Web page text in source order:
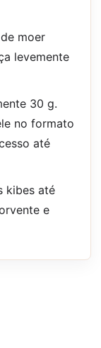
moer
levemente
30 g.
no formato
até
kibes até
e